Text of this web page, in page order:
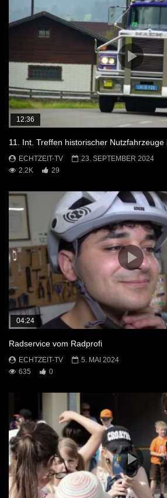
12:36
11. Int. Treffen historischer Nutzfahrzeuge
ECHTZEIT-TV
23. SEPTEMBER 2024
2.2K
29
04:24
Radservice vom Radprofi
ECHTZEIT-TV
5. MAI 2024
635
0